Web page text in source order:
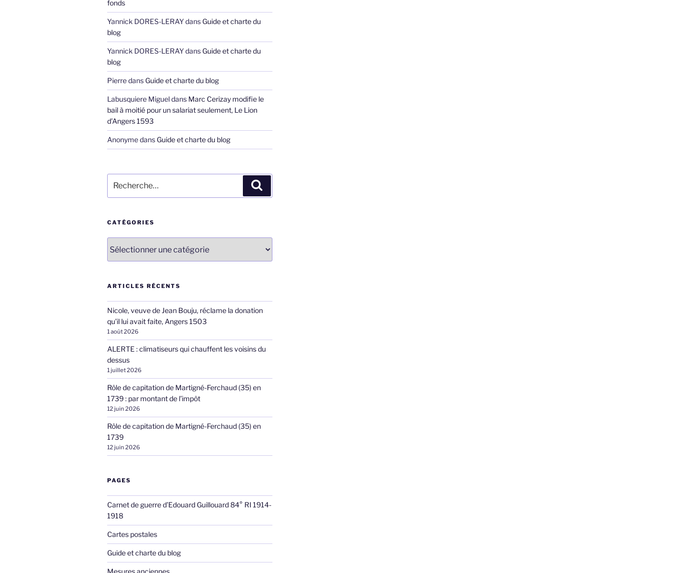
fonds
Yannick DORES-LERAYdans Guide et charte du
blog
Yannick DORES-LERAYdans Guide et charte du
blog
Pierredans Guide et charte du blog
Labusquiere Migueldans Marc Cerizay modifie le
bail à moitié pour un salariat seulement, Le Lion
d’Angers 1593
Anonymedans Guide et charte du blog
pour
:
CATÉGORIES
ARTICLES RÉCENTS
Nicole, veuve de Jean Bouju, réclame la donation
qu’il lui avait faite, Angers 1503
1 août 2026
ALERTE : climatiseurs qui chauffent les voisins du
dessus
1 juillet 2026
Rôle de capitation de Martigné-Ferchaud (35) en
1739 : par montant de l’impôt
12 juin 2026
Rôle de capitation de Martigné-Ferchaud (35) en
1739
12 juin 2026
PAGES
Carnet de guerre d’Edouard Guillouard 84° RI 1914-
1918
Cartes postales
Guide et charte du blog